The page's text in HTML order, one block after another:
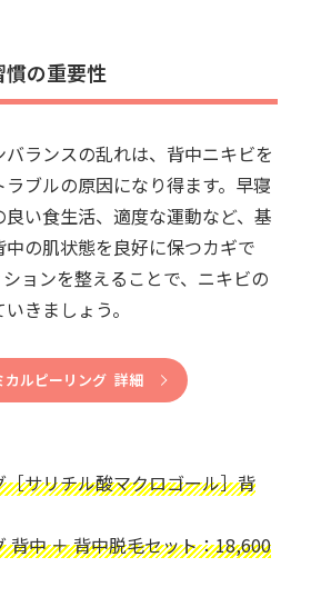
の重要性
ランスの乱れは、背中ニキビを
ブルの原因になり得ます。早寝
い食生活、適度な運動など、基
の肌状態を良好に保つカギで
ョンを整えることで、ニキビの
きましょう。
カルピーリング 詳細
サリチル酸マクロゴール］背
背中 ＋ 背中脱毛セット：18,600